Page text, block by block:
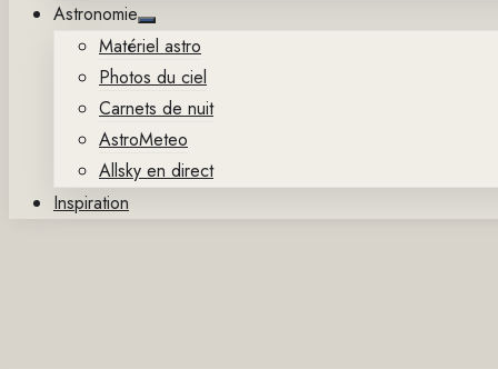
Astronomie
Show
sub
menu
Matériel astro
Photos du ciel
Carnets de nuit
AstroMeteo
Allsky en direct
Inspiration